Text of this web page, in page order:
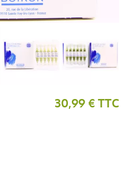
30,99 € TTC